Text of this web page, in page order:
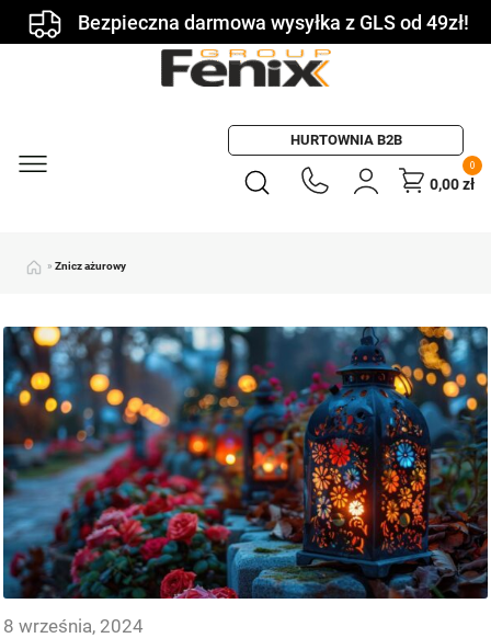
Bezpieczna darmowa wysyłka z GLS od 49zł!
HURTOWNIA B2B
0
0,00zł
» Znicz ażurowy
8 września, 2024